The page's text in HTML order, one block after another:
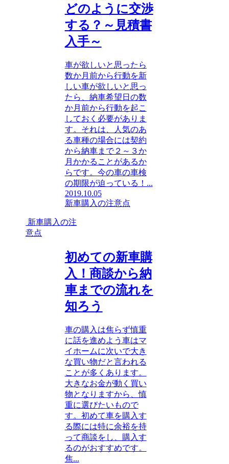
どのように交渉
する？～見積書
入手～
車が欲しいと思ったら
数か月前から行動を新
しい車が欲しいと思っ
たら、納車希望日の数
か月前から行動を起こ
しておく必要がありま
す。それは、人気のあ
る車種の場合には契約
から納車まで２～３か
月かかることがあるか
らです。今の車の車検
の期限が迫っている！...
2019.10.05
新車購入の注意点
新車購入の注
意点
初めての新車購
入！商談から納
車までの流れを
知ろう
車の購入は焦らず慎重
に話を進めよう車はマ
イホームに次いで大き
な買い物だと言われる
ことが多くあります。
大きなお金が動く買い
物となりますから、慎
重に選びたいもので
す。初めて車を購入す
る際には特に余裕を持
って商談をし、購入す
るのがおすすめです。
焦...